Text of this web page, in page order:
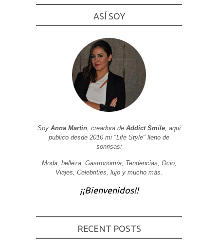
ASÍ SOY
Soy Anna Martin, creadora de Addict Smile, aquí
publico desde 2010 mi "Life Style" lleno de
sonrisas:
Moda, belleza, Gastronomía, Tendencias, Ocio,
Viajes, Celebrities, lujo y mucho más.
¡¡Bienvenidos!!
RECENT POSTS
y estructura
de la web, en